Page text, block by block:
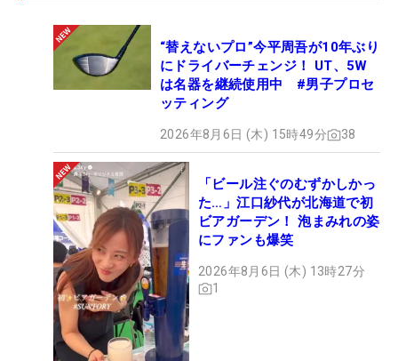
“替えないプロ”今平周吾が10年ぶり
にドライバーチェンジ！ UT、5W
は名器を継続使用中 #男子プロセ
ッティング
2026年8月6日 (木) 15時49分 38
「ビール注ぐのむずかしかっ
た…」江口紗代が北海道で初
ビアガーデン！ 泡まみれの姿
にファンも爆笑
2026年8月6日 (木) 13時27分
1